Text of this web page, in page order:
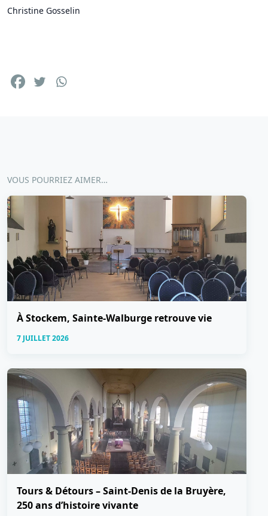
Christine Gosselin
VOUS POURRIEZ AIMER…
À Stockem, Sainte-Walburge retrouve vie
7 JUILLET 2026
Tours & Détours – Saint-Denis de la Bruyère,
250 ans d’histoire vivante